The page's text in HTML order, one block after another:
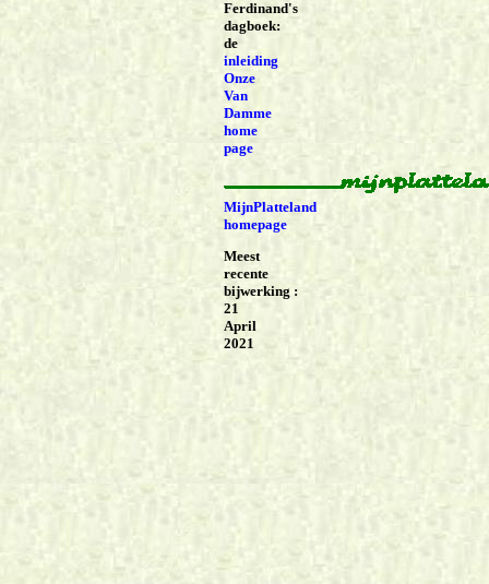
Ferdinand's
dagboek:
de
inleiding
Onze
Van
Damme
home
page
MijnPlatteland
homepage
Meest
recente
bijwerking :
21
April
2021